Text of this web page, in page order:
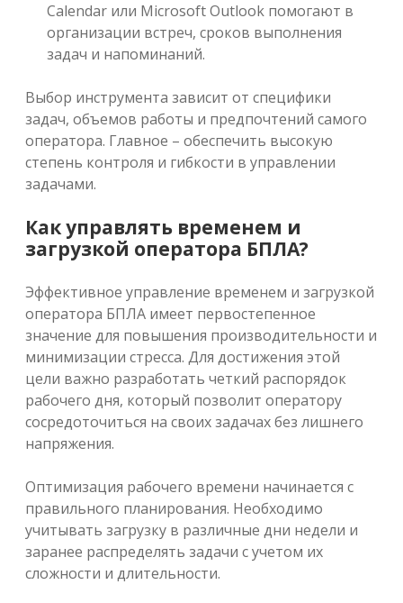
Calendar или Microsoft Outlook помогают в
организации встреч, сроков выполнения
задач и напоминаний.
Выбор инструмента зависит от специфики
задач, объемов работы и предпочтений самого
оператора. Главное – обеспечить высокую
степень контроля и гибкости в управлении
задачами.
Как управлять временем и
загрузкой оператора БПЛА?
Эффективное управление временем и загрузкой
оператора БПЛА имеет первостепенное
значение для повышения производительности и
минимизации стресса. Для достижения этой
цели важно разработать четкий распорядок
рабочего дня, который позволит оператору
сосредоточиться на своих задачах без лишнего
напряжения.
Оптимизация рабочего времени начинается с
правильного планирования. Необходимо
учитывать загрузку в различные дни недели и
заранее распределять задачи с учетом их
сложности и длительности.